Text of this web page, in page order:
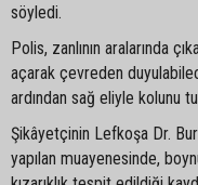
söyledi.
Polis, zanlının aralarında
açarak çevreden
ardından sağ eliyle kolunu
Şikâyetçinin Lefkoşa Dr.
yapılan muayenesinde,